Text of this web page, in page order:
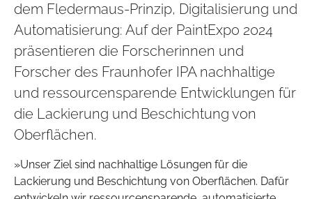
dem Fledermaus-Prinzip, Digitalisierung und
Automatisierung: Auf der PaintExpo 2024
präsentieren die Forscherinnen und
Forscher des Fraunhofer IPA nachhaltige
und ressourcensparende Entwicklungen für
die Lackierung und Beschichtung von
Oberflächen.
»Unser Ziel sind nachhaltige Lösungen für die
Lackierung und Beschichtung von Oberflächen. Dafür